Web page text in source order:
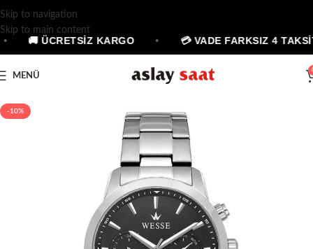
Skip to navigation
Skip to main content
🚚 ÜCRETSİZ KARGO 💳 VADE FARKSIZ 4 TAKSİT
MENÜ
-10%